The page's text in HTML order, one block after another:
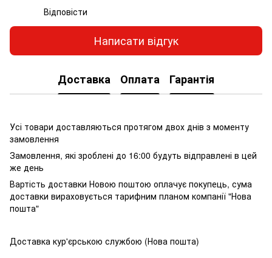
Відповісти
Написати відгук
Доставка Оплата Гарантія
Усі товари доставляються протягом двох днів з моменту
замовлення
Замовлення, які зроблені до 16:00 будуть відправлені в цей
же день
Вартість доставки Новою поштою оплачує покупець, сума
доставки вираховується тарифним планом компанії "Нова
пошта"
Доставка кур'єрською службою (Нова пошта)